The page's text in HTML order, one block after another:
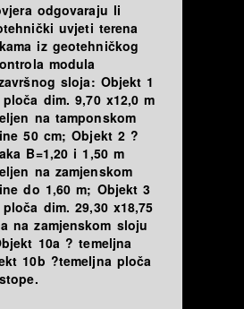
odgovaraju li
uvjeti terena
iz geotehničkog
modula
sloja: Objekt 1
dim. 9,70 x12,0 m
na tamponskom
50 cm; Objekt 2 ?
B=1,20 i 1,50 m
na zamjenskom
do 1,60 m; Objekt 3
dim. 29,30 x18,75
na zamjenskom sloju
10a ? temeljna
10b ?temeljna ploča